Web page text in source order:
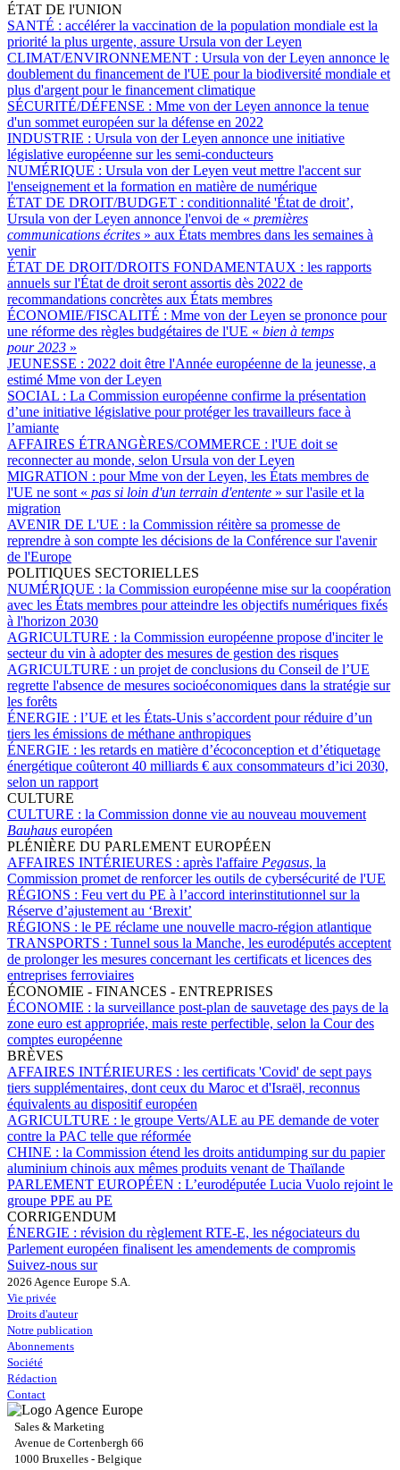
ÉTAT DE l'UNION
SANTÉ : accélérer la vaccination de la population mondiale est la
priorité la plus urgente, assure Ursula von der Leyen
CLIMAT/ENVIRONNEMENT : Ursula von der Leyen annonce le
doublement du financement de l'UE pour la biodiversité mondiale et
plus d'argent pour le financement climatique
SÉCURITÉ/DÉFENSE : Mme von der Leyen annonce la tenue
d'un sommet européen sur la défense en 2022
INDUSTRIE : Ursula von der Leyen annonce une initiative
législative européenne sur les semi-conducteurs
NUMÉRIQUE : Ursula von der Leyen veut mettre l'accent sur
l'enseignement et la formation en matière de numérique
ÉTAT DE DROIT/BUDGET : conditionnalité 'État de droit’,
Ursula von der Leyen annonce l'envoi de « premières
communications écrites » aux États membres dans les semaines à
venir
ÉTAT DE DROIT/DROITS FONDAMENTAUX : les rapports
annuels sur l'État de droit seront assortis dès 2022 de
recommandations concrètes aux États membres
ÉCONOMIE/FISCALITÉ : Mme von der Leyen se prononce pour
une réforme des règles budgétaires de l'UE « bien à temps
pour 2023 »
JEUNESSE : 2022 doit être l'Année européenne de la jeunesse, a
estimé Mme von der Leyen
SOCIAL : La Commission européenne confirme la présentation
d’une initiative législative pour protéger les travailleurs face à
l’amiante
AFFAIRES ÉTRANGÈRES/COMMERCE : l'UE doit se
reconnecter au monde, selon Ursula von der Leyen
MIGRATION : pour Mme von der Leyen, les États membres de
l'UE ne sont « pas si loin d'un terrain d'entente » sur l'asile et la
migration
AVENIR DE L'UE : la Commission réitère sa promesse de
reprendre à son compte les décisions de la Conférence sur l'avenir
de l'Europe
POLITIQUES SECTORIELLES
NUMÉRIQUE : la Commission européenne mise sur la coopération
avec les États membres pour atteindre les objectifs numériques fixés
à l'horizon 2030
AGRICULTURE : la Commission européenne propose d'inciter le
secteur du vin à adopter des mesures de gestion des risques
AGRICULTURE : un projet de conclusions du Conseil de l’UE
regrette l'absence de mesures socioéconomiques dans la stratégie sur
les forêts
ÉNERGIE : l’UE et les États-Unis s’accordent pour réduire d’un
tiers les émissions de méthane anthropiques
ÉNERGIE : les retards en matière d’écoconception et d’étiquetage
énergétique coûteront 40 milliards € aux consommateurs d’ici 2030,
selon un rapport
CULTURE
CULTURE : la Commission donne vie au nouveau mouvement
Bauhaus européen
PLÉNIÈRE DU PARLEMENT EUROPÉEN
AFFAIRES INTÉRIEURES : après l'affaire Pegasus, la
Commission promet de renforcer les outils de cybersécurité de l'UE
RÉGIONS : Feu vert du PE à l’accord interinstitutionnel sur la
Réserve d’ajustement au ‘Brexit’
RÉGIONS : le PE réclame une nouvelle macro-région atlantique
TRANSPORTS : Tunnel sous la Manche, les eurodéputés acceptent
de prolonger les mesures concernant les certificats et licences des
entreprises ferroviaires
ÉCONOMIE - FINANCES - ENTREPRISES
ÉCONOMIE : la surveillance post-plan de sauvetage des pays de la
zone euro est appropriée, mais reste perfectible, selon la Cour des
comptes européenne
BRÈVES
AFFAIRES INTÉRIEURES : les certificats 'Covid' de sept pays
tiers supplémentaires, dont ceux du Maroc et d'Israël, reconnus
équivalents au dispositif européen
AGRICULTURE : le groupe Verts/ALE au PE demande de voter
contre la PAC telle que réformée
CHINE : la Commission étend les droits antidumping sur du papier
aluminium chinois aux mêmes produits venant de Thaïlande
PARLEMENT EUROPÉEN : L’eurodéputée Lucia Vuolo rejoint le
groupe PPE au PE
CORRIGENDUM
ÉNERGIE : révision du règlement RTE-E, les négociateurs du
Parlement européen finalisent les amendements de compromis
Suivez-nous sur
2026 Agence Europe S.A.
Vie privée
Droits d'auteur
Notre publication
Abonnements
Société
Rédaction
Contact
Sales & Marketing
Avenue de Cortenbergh 66
1000 Bruxelles - Belgique